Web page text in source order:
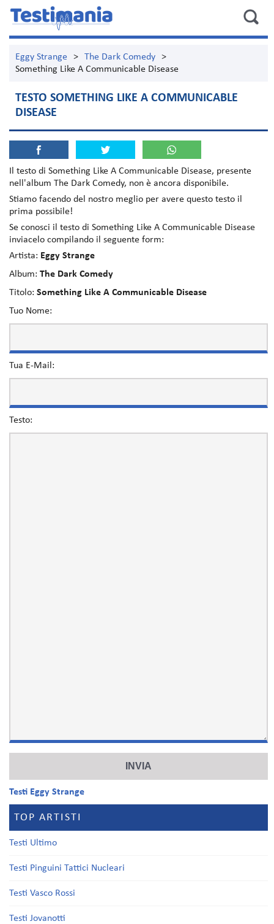
Eggy Strange > The Dark Comedy
>
Something Like A Communicable Disease
TESTO SOMETHING LIKE A COMMUNICABLE
DISEASE
Il testo di Something Like A Communicable Disease, presente
nell'album The Dark Comedy, non è ancora disponibile.
Stiamo facendo del nostro meglio per avere questo testo il
prima possibile!
Se conosci il testo di Something Like A Communicable Disease
inviacelo compilando il seguente form:
Artista: Eggy Strange
Album: The Dark Comedy
Titolo: Something Like A Communicable Disease
Tuo Nome:
Tua E-Mail:
Testo:
Testi Eggy Strange
TOP ARTISTI
Testi Ultimo
Testi Pinguini Tattici Nucleari
Testi Vasco Rossi
Testi Jovanotti